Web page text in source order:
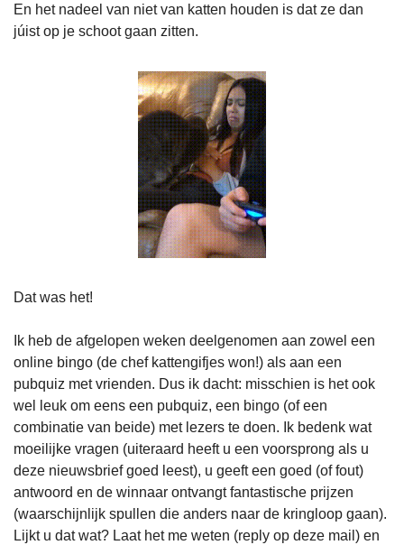
En het nadeel van niet van katten houden is dat ze dan
júist op je schoot gaan zitten.
Dat was het!
Ik heb de afgelopen weken deelgenomen aan zowel een
online bingo (de chef kattengifjes won!) als aan een
pubquiz met vrienden. Dus ik dacht: misschien is het ook
wel leuk om eens een pubquiz, een bingo (of een
combinatie van beide) met lezers te doen. Ik bedenk wat
moeilijke vragen (uiteraard heeft u een voorsprong als u
deze nieuwsbrief goed leest), u geeft een goed (of fout)
antwoord en de winnaar ontvangt fantastische prijzen
(waarschijnlijk spullen die anders naar de kringloop gaan).
Lijkt u dat wat? Laat het me weten (reply op deze mail) en